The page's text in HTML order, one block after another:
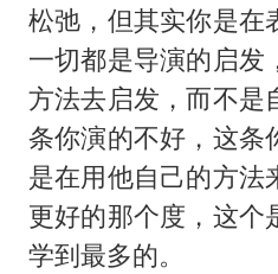
松弛，但其实你是在
一切都是导演的启发
方法去启发，而不是
条你演的不好，这条
是在用他自己的方法
更好的那个度，这个
学到最多的。